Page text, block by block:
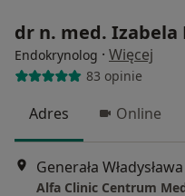
dr n. med. Izabela
Endokrynolog · Więcej
83 opinie
Adres Online
Generała
Alfa Clinic Centrum